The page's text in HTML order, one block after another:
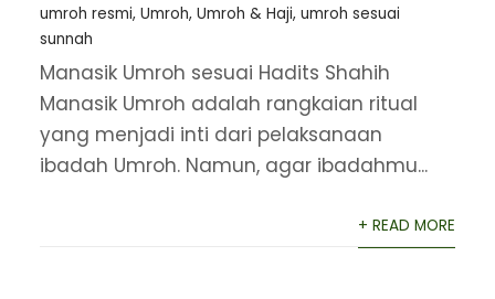
umroh resmi, Umroh, Umroh & Haji, umroh sesuai
sunnah
Manasik Umroh sesuai Hadits Shahih
Manasik Umroh adalah rangkaian ritual
yang menjadi inti dari pelaksanaan
ibadah Umroh. Namun, agar ibadahmu...
+ READ MORE